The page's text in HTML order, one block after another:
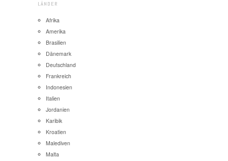
LÄNDER
Afrika
Amerika
Brasilien
Dänemark
Deutschland
Frankreich
Indonesien
Italien
Jordanien
Karibik
Kroatien
Malediven
Malta